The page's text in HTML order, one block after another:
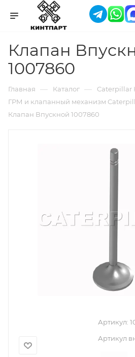
Клапан
1007860
Главная — Каталог — Caterpillar
ГРМ и клапанный механизм
Клапан Впускной 1007860
Артикул:
Артикул